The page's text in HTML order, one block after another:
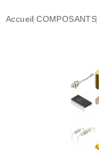
Accueil COMPOSANTS